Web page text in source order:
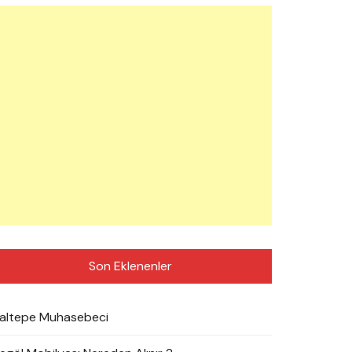
Son Eklenenler
Muhasebeci